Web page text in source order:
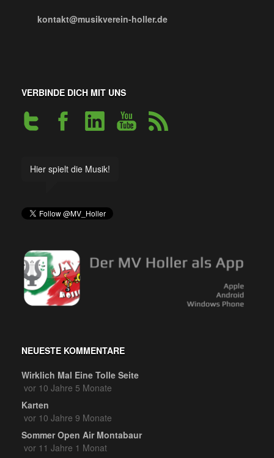
kontakt@musikverein-holler.de
VERBINDE DICH MIT UNS
Hier spielt die Musik!
NEUESTE KOMMENTARE
Wirklich Mal Eine Tolle Seite
vor 10 Jahre 5 Monate
Karten
vor 10 Jahre 9 Monate
Sommer Open Air Montabaur
vor 11 Jahre 1 Monat